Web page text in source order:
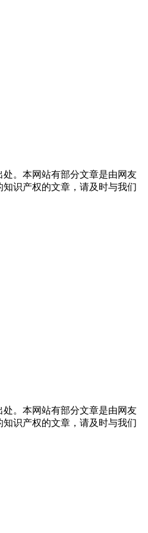
。本网站有部分文章是由网友
识产权的文章，请及时与我们
。本网站有部分文章是由网友
识产权的文章，请及时与我们